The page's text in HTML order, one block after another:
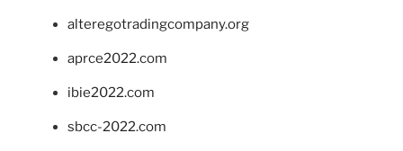
alteregotradingcompany.org
aprce2022.com
ibie2022.com
sbcc-2022.com